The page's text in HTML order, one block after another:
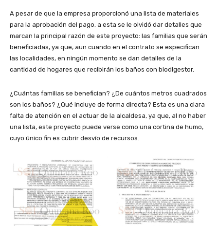
A pesar de que la empresa proporcionó una lista de materiales
para la aprobación del pago, a esta se le olvidó dar detalles que
marcan la principal razón de este proyecto: las familias que serán
beneficiadas, ya que, aun cuando en el contrato se especifican
las localidades, en ningún momento se dan detalles de la
cantidad de hogares que recibirán los baños con biodigestor.
¿Cuántas familias se benefician? ¿De cuántos metros cuadrados
son los baños? ¿Qué incluye de forma directa? Esta es una clara
falta de atención en el actuar de la alcaldesa, ya que, al no haber
una lista, este proyecto puede verse como una cortina de humo,
cuyo único fin es cubrir desvío de recursos.